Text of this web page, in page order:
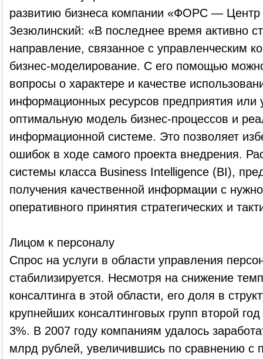
развитию бизнеса компании «ФОРС — Центр
Зезюлинский: «В последнее время активно
направление, связанное с управленческим
бизнес-моделирование. С его помощью
вопросы о характере и качестве
информационных ресурсов предприятия или
оптимальную модель бизнес-процессов и
информационной системе. Это позволяет
ошибок в ходе самого проекта внедрения.
системы класса Business Intelligence (BI),
получения качественной информации с
оперативного принятия стратегических и
Лицом к персоналу
Спрос на услуги в области управления
стабилизируется. Несмотря на снижение
консалтинга в этой области, его доля в
крупнейших консалтинговых групп второй
3%. В 2007 году компаниям удалось
млрд рублей, увеличившись по сравнению